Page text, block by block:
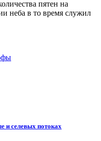
пятен на
неба в то время служил
и селевых потоках